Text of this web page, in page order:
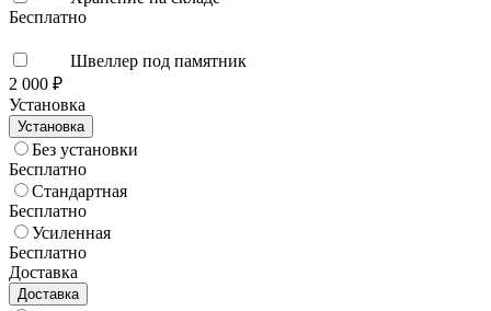
Бесплатно
Швеллер под памятник
2 000 ₽
Установка
Установка
Без установки
Бесплатно
Стандартная
Бесплатно
Усиленная
Бесплатно
Доставка
Доставка